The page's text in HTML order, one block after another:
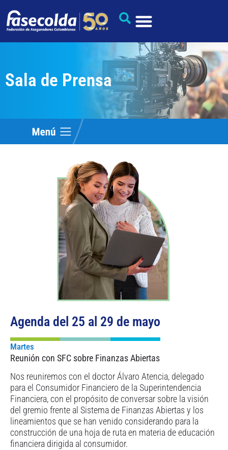
Sala de Prensa
Agenda del 25 al 29 de mayo
Martes
Reunión con SFC sobre Finanzas Abiertas
Nos reuniremos con el doctor Álvaro Atencia, delegado
para el Consumidor Financiero de la Superintendencia
Financiera, con el propósito de conversar sobre la visión
del gremio frente al Sistema de Finanzas Abiertas y los
lineamientos que se han venido considerando para la
construcción de una hoja de ruta en materia de educación
financiera dirigida al consumidor.